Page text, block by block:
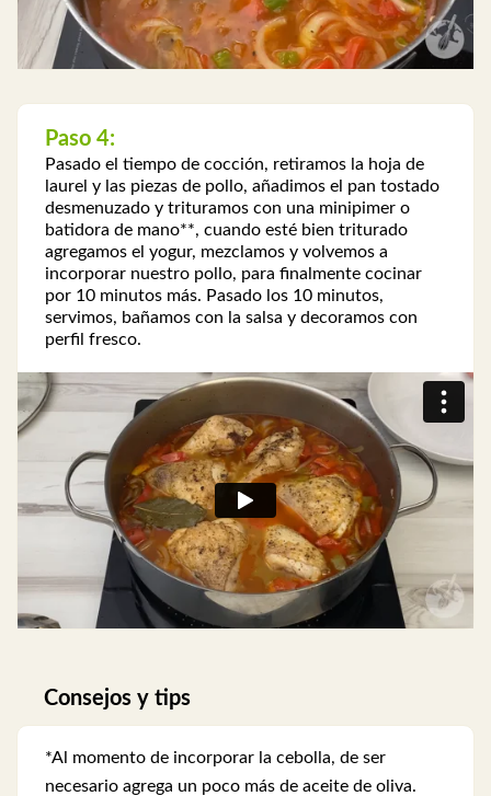
Paso 4:
Pasado el tiempo de cocción, retiramos la hoja de
laurel y las piezas de pollo, añadimos el pan tostado
desmenuzado y trituramos con una minipimer o
batidora de mano**, cuando esté bien triturado
agregamos el yogur, mezclamos y volvemos a
incorporar nuestro pollo, para finalmente cocinar
por 10 minutos más. Pasado los 10 minutos,
servimos, bañamos con la salsa y decoramos con
perfil fresco.
Consejos y tips
*Al momento de incorporar la cebolla, de ser
necesario agrega un poco más de aceite de oliva.